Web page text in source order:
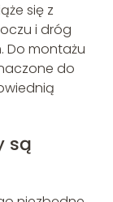
się z
i dróg
Do montażu
do
są